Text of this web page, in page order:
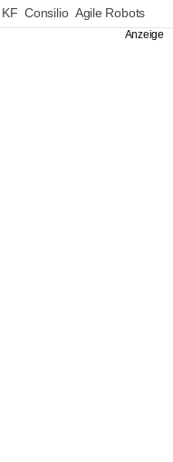
Consilio Agile Robots